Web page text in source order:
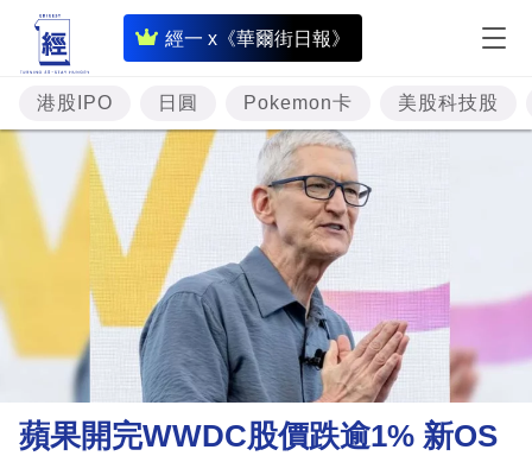
經一 x《華爾街日報》
即
時
財
經
專
題
資
樓
市
理
財
港股IPO 日圓 Pokemon卡 美股科技股
蘋果開完WWDC股價跌逾1% 新OS